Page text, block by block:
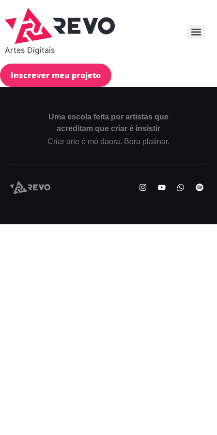
Artes Digitais
Inscrever meu projeto
Uma escola feita por artistas que
acreditam que criar é insistir
Criar arte é mó daora. Bora platinar.